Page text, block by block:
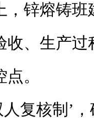
，锌熔铸
收、生产
。
人复核制’